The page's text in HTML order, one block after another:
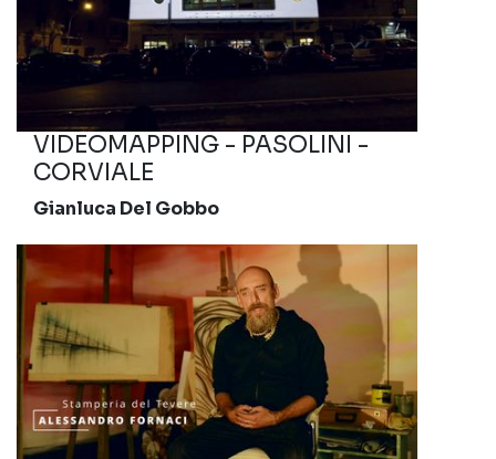
VIDEOMAPPING - PASOLINI -
CORVIALE
Gianluca Del Gobbo